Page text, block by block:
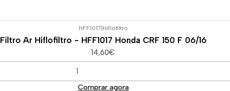
HFF1017 Hiflofiltro
Filtro Ar Hiflofiltro - HFF1017 Honda CRF 150 F 06/16
14,60€
Comprar agora